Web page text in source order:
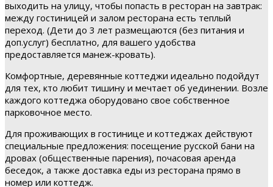
выходить на улицу, чтобы попасть в ресторан на завтрак:
между гостиницей и залом ресторана есть теплый
переход. (Дети до 3 лет размещаются (без питания и
доп.услуг) бесплатно, для вашего удобства
предоставляется манеж-кровать).
Комфортные, деревянные коттеджи идеально подойдут
для тех, кто любит тишину и мечтает об уединении. Возле
каждого коттеджа оборудовано свое собственное
парковочное место.
Для проживающих в гостинице и коттеджах действуют
специальные предложения: посещение русской бани на
дровах (общественные парения), почасовая аренда
беседок, а также доставка еды из ресторана прямо в
номер или коттедж.